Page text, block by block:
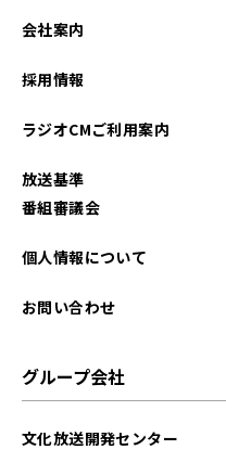
2025年09月
2025年06月
会社案内
採用情報
ラジオCMご利用案内
放送基準
番組審議会
個人情報について
お問い合わせ
グループ会社
文化放送開発センター